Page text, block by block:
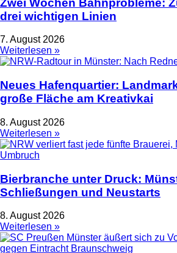
drei wichtigen Linien
7. August 2026
Weiterlesen »
Neues Hafenquartier:
große Fläche am Kreativkai
8. August 2026
Weiterlesen »
Bierbranche unter Druck:
Schließungen und Neustarts
8. August 2026
Weiterlesen »